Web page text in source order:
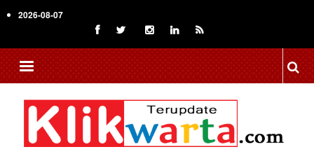
to
content
2026-08-07